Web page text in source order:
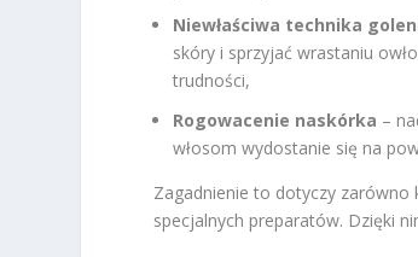
Niewłaściwa technika
skóry i sprzyjać wrastaniu
trudności,
Rogowacenie naskórka –
włosom wydostanie się na
Zagadnienie to dotyczy
specjalnych preparatów. Dzięki